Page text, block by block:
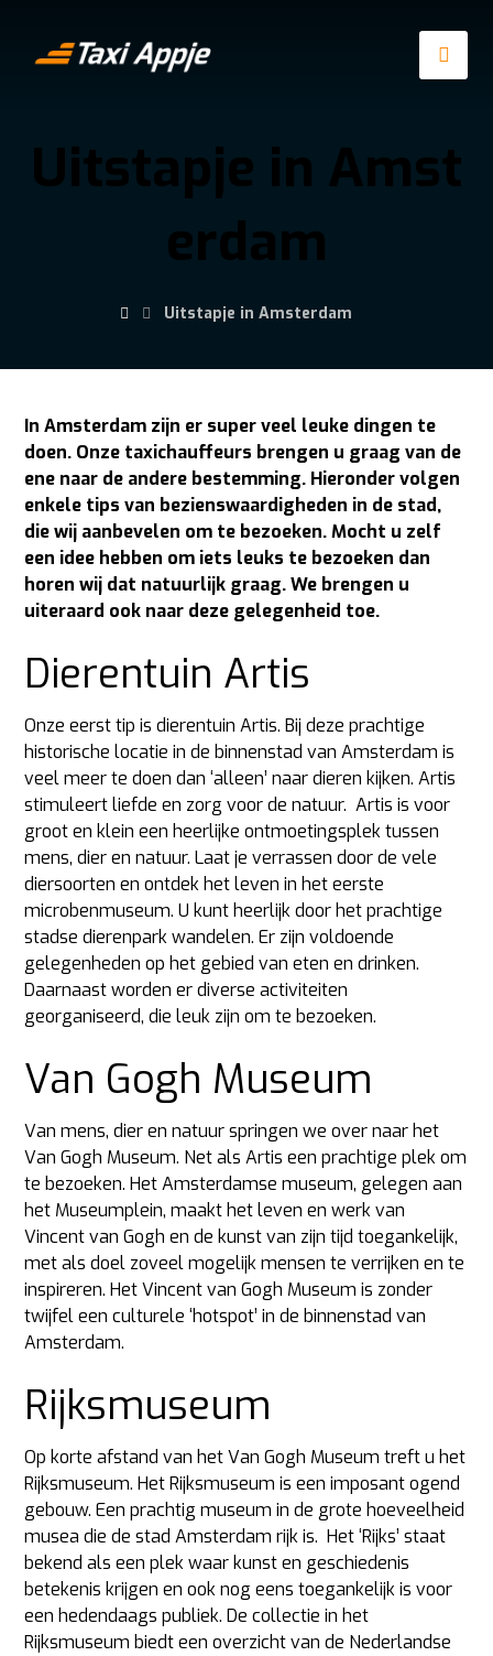
Uitstapje in Amst
erdam
Uitstapje in Amsterdam
In Amsterdam zijn er super veel leuke dingen te
doen. Onze taxichauffeurs brengen u graag van de
ene naar de andere bestemming. Hieronder volgen
enkele tips van bezienswaardigheden in de stad,
die wij aanbevelen om te bezoeken. Mocht u zelf
een idee hebben om iets leuks te bezoeken dan
horen wij dat natuurlijk graag. We brengen u
uiteraard ook naar deze gelegenheid toe.
Dierentuin Artis
Onze eerst tip is dierentuin Artis. Bij deze prachtige
historische locatie in de binnenstad van Amsterdam is
veel meer te doen dan ‘alleen’ naar dieren kijken. Artis
stimuleert liefde en zorg voor de natuur. Artis is voor
groot en klein een heerlijke ontmoetingsplek tussen
mens, dier en natuur. Laat je verrassen door de vele
diersoorten en ontdek het leven in het eerste
microbenmuseum. U kunt heerlijk door het prachtige
stadse dierenpark wandelen. Er zijn voldoende
gelegenheden op het gebied van eten en drinken.
Daarnaast worden er diverse activiteiten
georganiseerd, die leuk zijn om te bezoeken.
Van Gogh Museum
Van mens, dier en natuur springen we over naar het
Van Gogh Museum. Net als Artis een prachtige plek om
te bezoeken. Het Amsterdamse museum, gelegen aan
het Museumplein, maakt het leven en werk van
Vincent van Gogh en de kunst van zijn tijd toegankelijk,
met als doel zoveel mogelijk mensen te verrijken en te
inspireren. Het Vincent van Gogh Museum is zonder
twijfel een culturele ‘hotspot’ in de binnenstad van
Amsterdam.
Rijksmuseum
Op korte afstand van het Van Gogh Museum treft u het
Rijksmuseum. Het Rijksmuseum is een imposant ogend
gebouw. Een prachtig museum in de grote hoeveelheid
musea die de stad Amsterdam rijk is. Het ‘Rijks’ staat
bekend als een plek waar kunst en geschiedenis
betekenis krijgen en ook nog eens toegankelijk is voor
een hedendaags publiek. De collectie in het
Rijksmuseum biedt een overzicht van de Nederlandse